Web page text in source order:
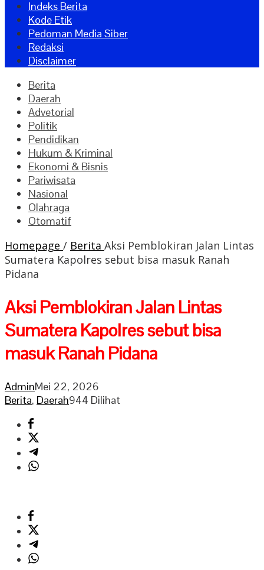
Indeks Berita
Kode Etik
Pedoman Media Siber
Redaksi
Disclaimer
Berita
Daerah
Advetorial
Politik
Pendidikan
Hukum & Kriminal
Ekonomi & Bisnis
Pariwisata
Nasional
Olahraga
Otomatif
Homepage / Berita Aksi Pemblokiran Jalan Lintas
Sumatera Kapolres sebut bisa masuk Ranah
Pidana
Aksi Pemblokiran Jalan Lintas
Sumatera Kapolres sebut bisa
masuk Ranah Pidana
AdminMei 22, 2026
Berita, Daerah944 Dilihat